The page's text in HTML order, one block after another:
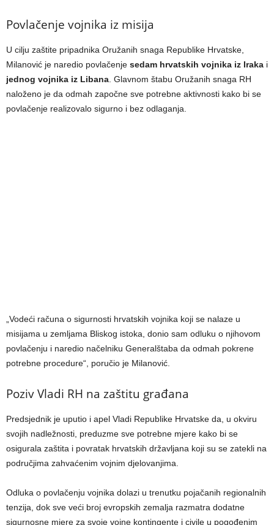
Povlačenje vojnika iz misija
U cilju zaštite pripadnika Oružanih snaga Republike Hrvatske,
Milanović je naredio povlačenje sedam hrvatskih vojnika iz Iraka i
jednog vojnika iz Libana. Glavnom štabu Oružanih snaga RH
naloženo je da odmah započne sve potrebne aktivnosti kako bi se
povlačenje realizovalo sigurno i bez odlaganja.
„Vodeći računa o sigurnosti hrvatskih vojnika koji se nalaze u
misijama u zemljama Bliskog istoka, donio sam odluku o njihovom
povlačenju i naredio načelniku Generalštaba da odmah pokrene
potrebne procedure“, poručio je Milanović.
Poziv Vladi RH na zaštitu građana
Predsjednik je uputio i apel Vladi Republike Hrvatske da, u okviru
svojih nadležnosti, preduzme sve potrebne mjere kako bi se
osigurala zaštita i povratak hrvatskih državljana koji su se zatekli na
područjima zahvaćenim vojnim djelovanjima.
Odluka o povlačenju vojnika dolazi u trenutku pojačanih regionalnih
tenzija, dok sve veći broj evropskih zemalja razmatra dodatne
sigurnosne mjere za svoje vojne kontingente i civile u pogođenim